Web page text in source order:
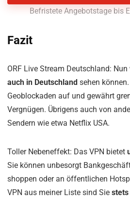
Befristete Angebotstage bis
Fazit
ORF Live Stream Deutschland:
auch in Deutschland sehen
Geoblockaden auf und gewährt
Vergnügen. Übrigens auch von
Sendern wie etwa Netflix USA.
Toller Nebeneffekt: Das VPN bietet
Sie können unbesorgt
shoppen oder an öffentlichen
VPN aus meiner Liste sind Sie